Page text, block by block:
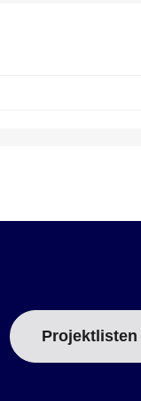
Projektlisten